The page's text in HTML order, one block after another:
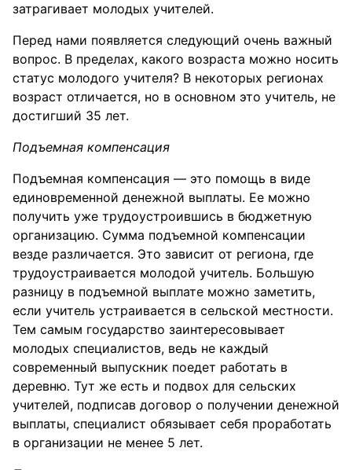
затрагивает молодых учителей.
Перед нами появляется следующий очень важный
вопрос. В пределах, какого возраста можно носить
статус молодого учителя? В некоторых регионах
возраст отличается, но в основном это учитель, не
достигший 35 лет.
Подъемная компенсация
Подъемная компенсация — это помощь в виде
единовременной денежной выплаты. Ее можно
получить уже трудоустроившись в бюджетную
организацию. Сумма подъемной компенсации
везде различается. Это зависит от региона, где
трудоустраивается молодой учитель. Большую
разницу в подъемной выплате можно заметить,
если учитель устраивается в сельской местности.
Тем самым государство заинтересовывает
молодых специалистов, ведь не каждый
современный выпускник поедет работать в
деревню. Тут же есть и подвох для сельских
учителей, подписав договор о получении денежной
выплаты, специалист обязывает себя проработать
в организации не менее 5 лет.